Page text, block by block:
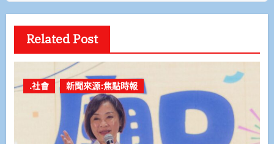
Related Post
.社會 新聞來源:焦點時報